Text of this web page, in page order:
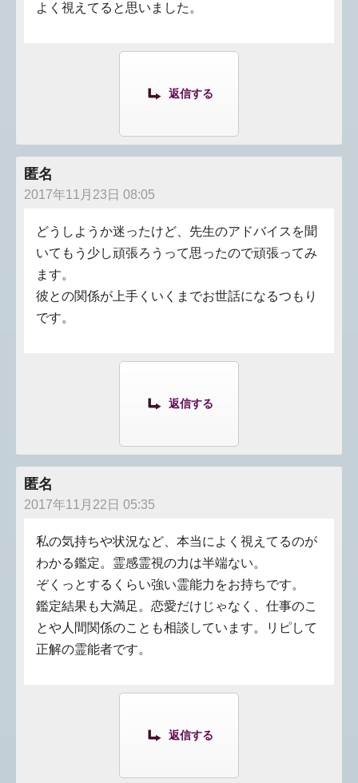
よく視えてると思いました。
返信する
匿名
2017年11月23日 08:05
どうしようか迷ったけど、先生のアドバイスを聞
いてもう少し頑張ろうって思ったので頑張ってみ
ます。
彼との関係が上手くいくまでお世話になるつもり
です。
返信する
匿名
2017年11月22日 05:35
私の気持ちや状況など、本当によく視えてるのが
わかる鑑定。霊感霊視の力は半端ない。
ぞくっとするくらい強い霊能力をお持ちです。
鑑定結果も大満足。恋愛だけじゃなく、仕事のこ
とや人間関係のことも相談しています。リピして
正解の霊能者です。
返信する